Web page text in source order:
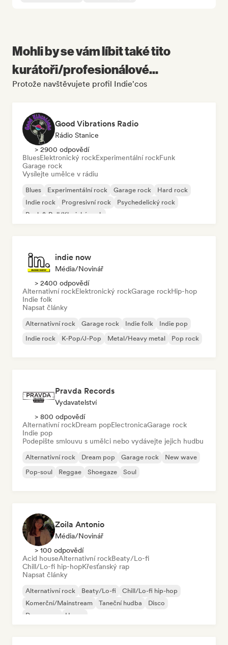
Mohli by se vám líbit také tito
kurátoři/profesionálové...
Protože navštěvujete profil Indie'cos
Good Vibrations Radio
Rádio Stanice
> 2900 odpovědí
BluesElektronický rockExperimentální rockFunk
Garage rock
Vysílejte umělce v rádiu
Blues Experimentální rock Garage rock
Hard rock
Indie rock
Progresivní rock
Psychedelický rock
Rock & Roll/Klasický rock
indie now
Média/novinář
> 2400 odpovědí
Alternativní rockElektronický rockGarage rockHip-hop
Indie folk
Napsat články
Alternativní rock Garage rock Indie folk
Indie pop
Indie rock
K-Pop/J-Pop Metal/Heavy metal Pop rock
Pravda Records
Vydavatelství
> 800 odpovědí
Alternativní rockDream popElectronicaGarage rock
Indie pop
Podepište smlouvu s umělci nebo vydávejte jejich hudbu
Alternativní rock Dream pop Garage rock
New wave
Pop-soul
Reggae Shoegaze Soul
Zoila Antonio
Média/novinář
> 100 odpovědí
Acid houseAlternativní rockBeaty/Lo-fi
Chill/Lo-fi hip-hopKřesťanský rap
Napsat články
Alternativní rock Beaty/Lo-fi
Chill/Lo-fi hip-hop
Komerční/Mainstream
Taneční hudba
Disco
Dream pop
House